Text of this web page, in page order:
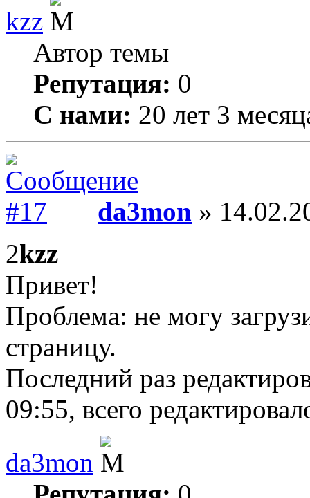
kzz
Автор темы
Репутация: 0
С нами: 20 лет 3
da3mon »
2kzz
Привет!
Проблема: не могу
страницу.
Последний раз
09:55, всего
da3mon